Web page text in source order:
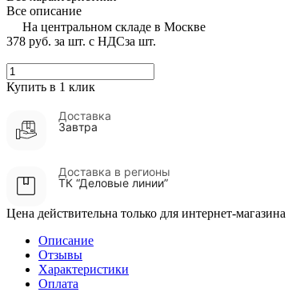
Все описание
На центральном складе в Москве
378 руб. за шт. с НДСза шт.
Купить в 1 клик
Доставка
Завтра
Доставка в регионы
ТК “Деловые линии”
Цена действительна только для интернет-
Описание
Отзывы
Характеристики
Оплата